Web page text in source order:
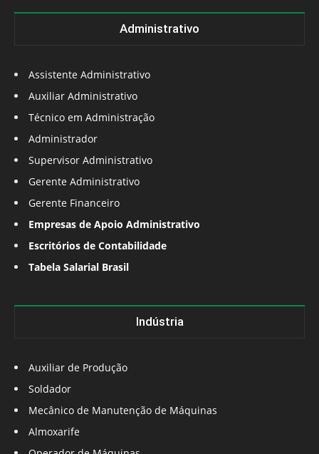
Administrativo
Assistente Administrativo
Auxiliar Administrativo
Técnico em Administração
Administrador
Supervisor Administrativo
Gerente Administrativo
Gerente Financeiro
Empresas de Apoio Administrativo
Escritórios de Contabilidade
Tabela Salarial Brasil
Indústria
Auxiliar de Produção
Soldador
Mecânico de Manutenção de Máquinas
Almoxarife